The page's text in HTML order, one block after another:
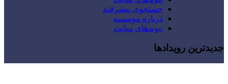
جستجوی پیشرفته
درباره موسسه
پیوندهای سایت
جدیدترین رویدادها